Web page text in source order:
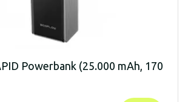
Powerbank (25.000 mAh, 170